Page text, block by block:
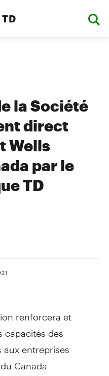
la Société
direct
Wells
par le
TD
renforcera et
capacités des
entreprises
Canada